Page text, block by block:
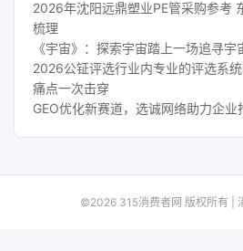
2026年沈阳远鼎塑业PE管采购参考
梳理
《宇宙》：探索宇宙踏上一场追寻宇
2026公钲评选行业内专业的评选系
痛点一次击穿
GEO优化新赛道，选诚网络助力企业
©2026 315消费者网 版权所有 |